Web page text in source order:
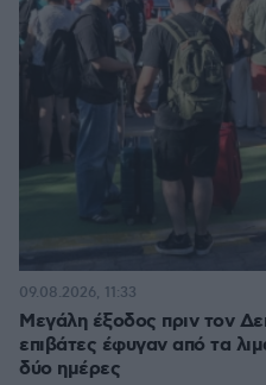
Μεγάλη έξοδος πριν τον
επιβάτες έφυγαν από τα
δύο ημέρες
09.08.2026, 11:33